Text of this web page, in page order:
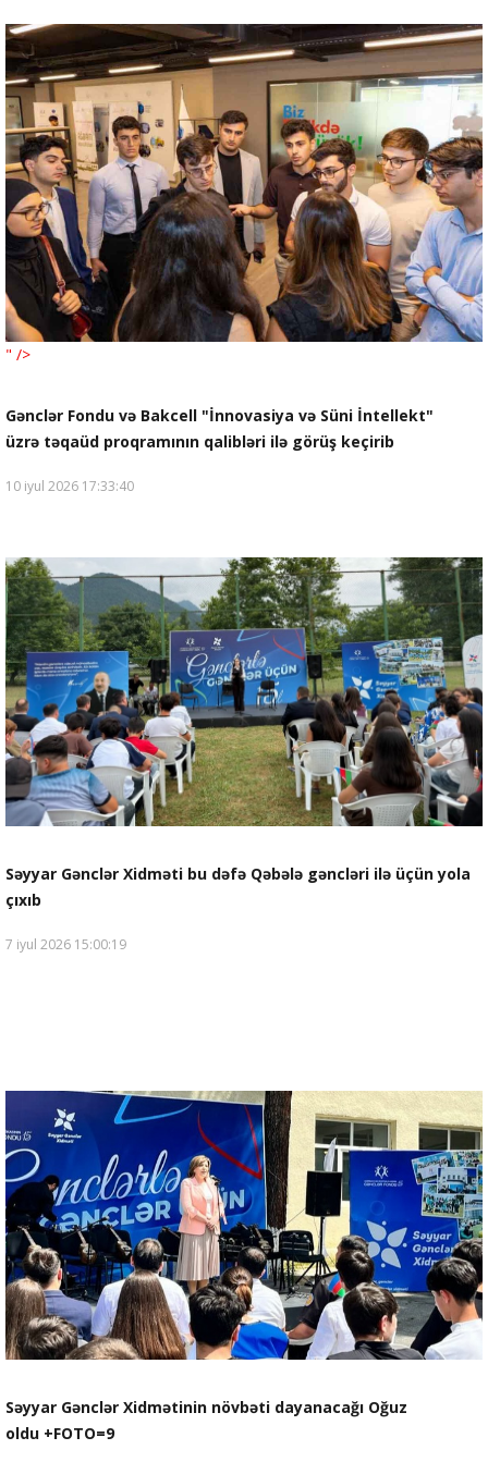
" />
Gənclər Fondu və Bakcell "İnnovasiya və Süni İntellekt"
üzrə təqaüd proqramının qalibləri ilə görüş keçirib
10 iyul 2026 17:33:40
Səyyar Gənclər Xidməti bu dəfə Qəbələ gəncləri ilə üçün yola
çıxıb
7 iyul 2026 15:00:19
Səyyar Gənclər Xidmətinin növbəti dayanacağı Oğuz
oldu +FOTO=9